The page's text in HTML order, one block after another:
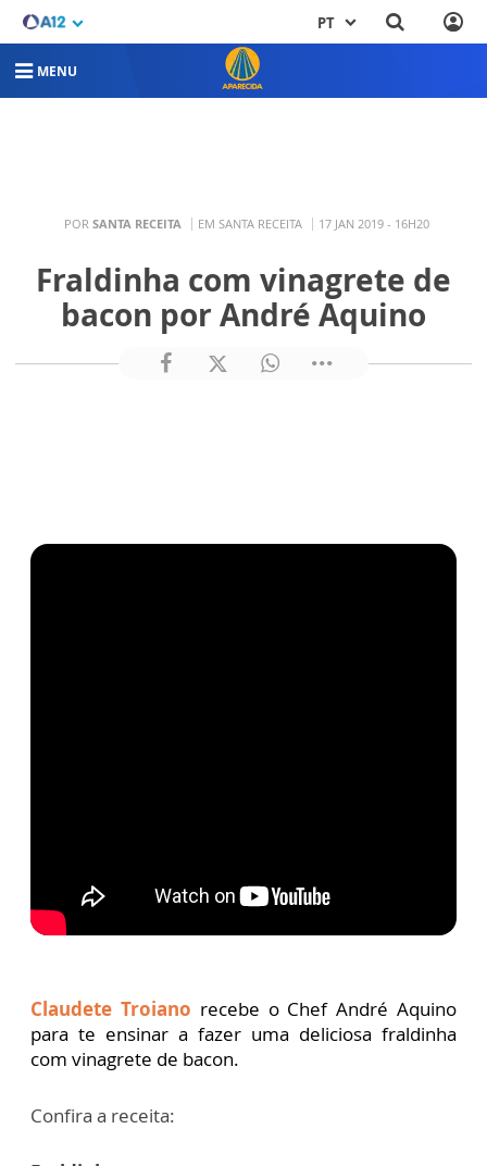
PT
MENU
POR SANTA RECEITA EM SANTA RECEITA 17 JAN 2019 - 16H20
Fraldinha com vinagrete de
bacon por André Aquino
Claudete Troiano recebe o Chef André Aquino
para te ensinar a fazer uma deliciosa fraldinha
com vinagrete de bacon.
Confira a receita: